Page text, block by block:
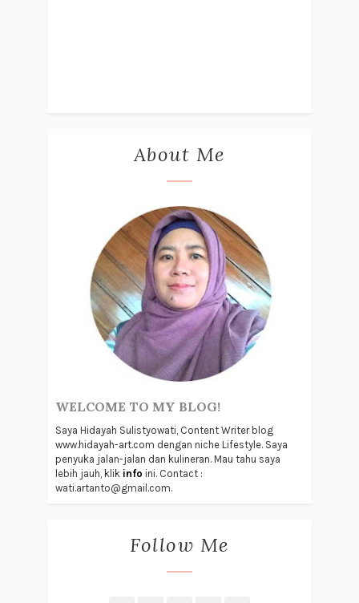
About Me
WELCOME TO MY BLOG!
Saya Hidayah Sulistyowati, Content Writer blog
www.hidayah-art.com dengan niche Lifestyle. Saya
penyuka jalan-jalan dan kulineran. Mau tahu saya
lebih jauh, klik info ini. Contact :
wati.artanto@gmail.com.
Follow Me